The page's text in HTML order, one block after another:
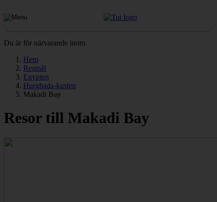
Du är för närvarande inom
Hem
Resmål
Egypten
Hurghada-kusten
Makadi Bay
Resor till Makadi Bay